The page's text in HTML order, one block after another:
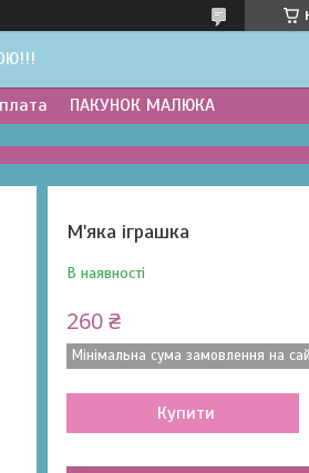
ПАКУНОК МАЛЮКА
М'яка іграшка
В наявності
260 ₴
Мінімальна сума замовлення на
Купити